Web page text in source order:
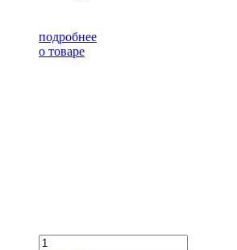
подробнее
о товаре